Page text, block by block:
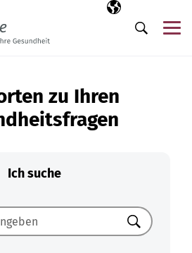
Ausgewählte
DE
Suche
zu Ihren
Ich suche
Suchen